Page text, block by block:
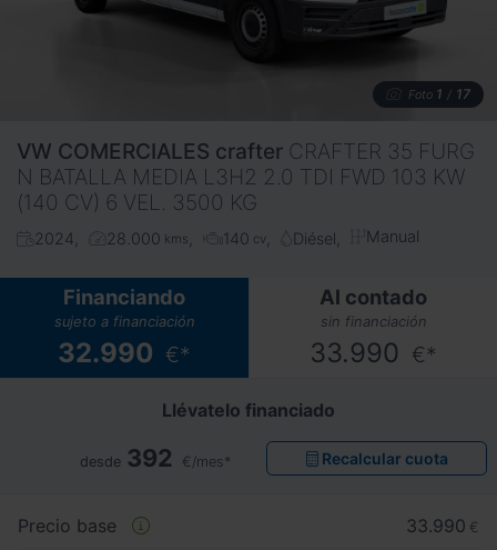
Foto 1 / 17
VW COMERCIALES crafter CRAFTER 35 FURG
N BATALLA MEDIA L3H2 2.0 TDI FWD 103 KW
(140 CV) 6 VEL. 3500 KG
2024 28.000 kms 140 cv Diésel Manual
Financiando
sujeto a financiación
32.990 €*
Al contado
sin financiación
33.990 €*
Llévatelo financiado
desde 392 €/mes* Recalcular cuota
Precio base 33.990 €